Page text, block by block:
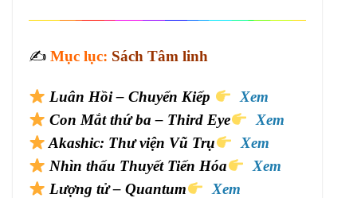
✍️ Mục lục: Sách Tâm linh
Luân Hồi – Chuyển Kiếp
Xem
Con Mắt thứ ba – Third Eye
Xem
Akashic: Thư viện Vũ Trụ
Xem
Nhìn thấu Thuyết Tiến Hóa
Xem
Lượng tử – Quantum
Xem